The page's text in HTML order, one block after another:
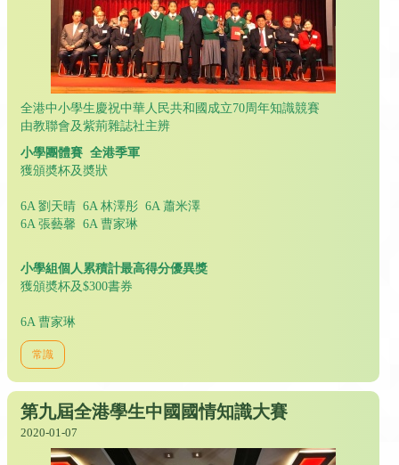
全港中小學生慶祝中華人民共和國成立70周年知識競賽
由教聯會及紫荊雜誌社主辨
小學團體賽 全港季軍
獲頒奬杯及奬狀
6A 劉天晴 6A 林澤彤 6A 蕭米澤
6A 張藝馨 6A 曹家琳
小學組個人累積計最高得分優異獎
獲頒奬杯及$300書券
6A 曹家琳
常識
第九屆全港學生中國國情知識大賽
2020-01-07